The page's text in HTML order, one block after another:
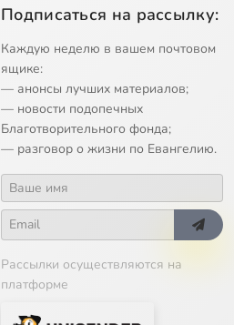
Подписаться на рассылку:
Каждую неделю в вашем почтовом
ящике:
— анонсы лучших материалов;
— новости подопечных
Благотворительного фонда;
— разговор о жизни по Евангелию.
Рассылки осуществляются на
платформе